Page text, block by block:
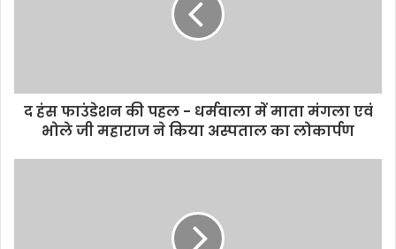
द हंस फाउंडेशन की पहल - धर्मवाला में माता मंगला एवं
भोले जी महाराज ने किया अस्पताल का लोकार्पण